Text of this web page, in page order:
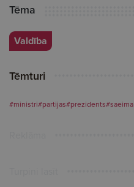
Tēma
Valdība
Tēmturi
#ministri#partijas#prezidents#saeima